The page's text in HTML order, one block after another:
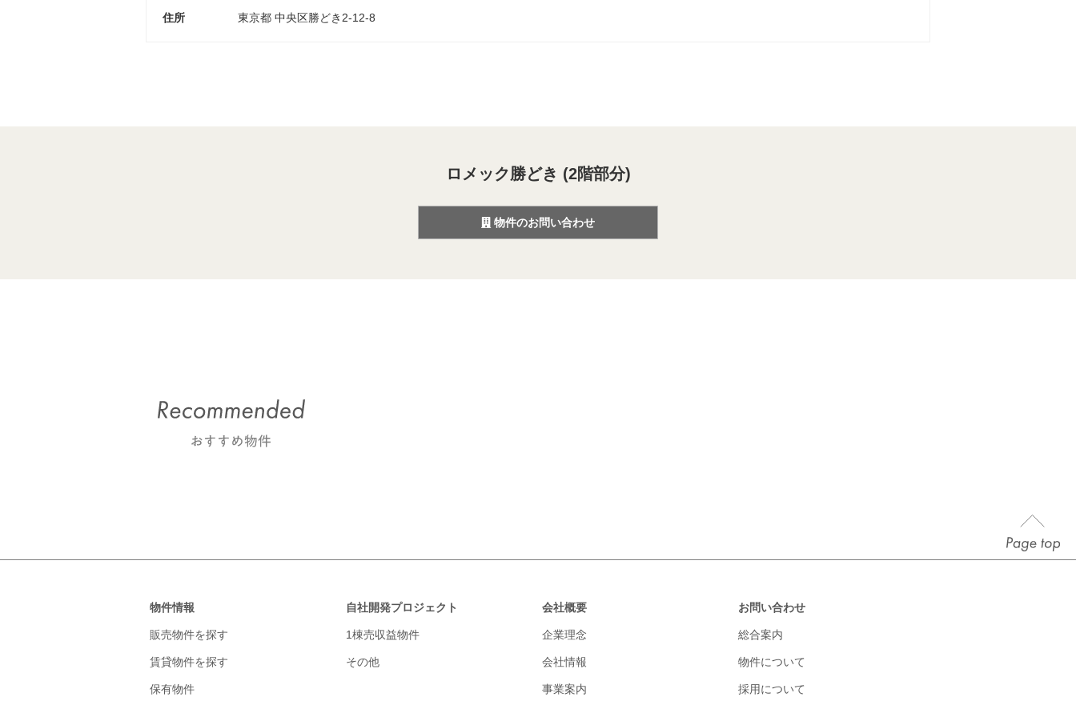
住所 東京都 中央区勝どき2-12-8
ロメック勝どき (2階部分)
物件のお問い合わせ
物件情報
販売物件を探す
賃貸物件を探す
保有物件
自社開発プロジェクト
1棟売収益物件
その他
会社概要
企業理念
会社情報
事業案内
お問い合わせ
総合案内
物件について
採用について